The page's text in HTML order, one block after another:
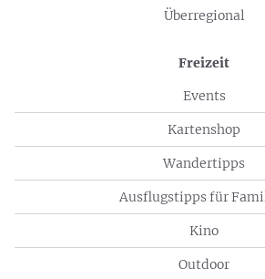
Überregional
Freizeit
Events
Kartenshop
Wandertipps
Ausflugstipps für
Kino
Outdoor